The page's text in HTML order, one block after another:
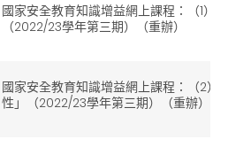
國家安全教育知識增益網上課程：（1）
（2022/23學年第三期）（重辦）
國家安全教育知識增益網上課程：（2）
性」（2022/23學年第三期）（重辦）